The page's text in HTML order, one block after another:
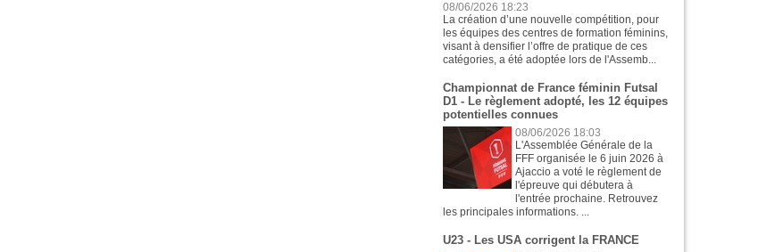
08/06/2026 18:23
La création d’une nouvelle compétition, pour
les équipes des centres de formation féminins,
visant à densifier l’offre de pratique de ces
catégories, a été adoptée lors de l'Assemb...
Championnat de France féminin Futsal
D1 - Le règlement adopté, les 12 équipes
potentielles connues
08/06/2026 18:03
L'Assemblée Générale de la
FFF organisée le 6 juin 2026 à
Ajaccio a voté le règlement de
l'épreuve qui débutera à
l'entrée prochaine. Retrouvez
les principales informations. ...
U23 - Les USA corrigent la FRANCE